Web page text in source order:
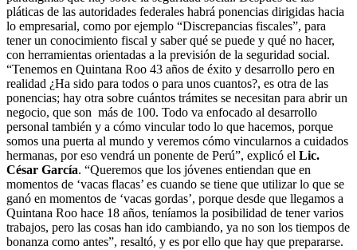
pláticas de las autoridades federales habrá ponencias dirigidas hacia
lo empresarial, como por ejemplo “Discrepancias fiscales”, para
tener un conocimiento fiscal y saber qué se puede y qué no hacer,
con herramientas orientadas a la previsión de la seguridad social.
“Tenemos en Quintana Roo 43 años de éxito y desarrollo pero en
realidad ¿Ha sido para todos o para unos cuantos?, es otra de las
ponencias; hay otra sobre cuántos trámites se necesitan para abrir un
negocio, que son más de 100. Todo va enfocado al desarrollo
personal también y a cómo vincular todo lo que hacemos, porque
somos una puerta al mundo y veremos cómo vincularnos a cuidados
hermanas, por eso vendrá un ponente de Perú”, explicó el Lic.
César García. “Queremos que los jóvenes entiendan que en
momentos de ‘vacas flacas’ es cuando se tiene que utilizar lo que se
ganó en momentos de ‘vacas gordas’, porque desde que llegamos a
Quintana Roo hace 18 años, teníamos la posibilidad de tener varios
trabajos, pero las cosas han ido cambiando, ya no son los tiempos de
bonanza como antes”, resaltó, y es por ello que hay que prepararse.